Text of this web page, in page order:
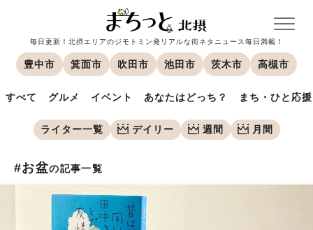
毎日更新！北摂エリアのジモトミン発リアルな街ネタニュース毎日満載！
豊中市 箕面市 吹田市 池田市 茨木市 高槻市
すべて グルメ イベント あなたはどっち？ まち・ひと応援
ライター一覧 デイリー 週間 月間
#お盆の記事一覧